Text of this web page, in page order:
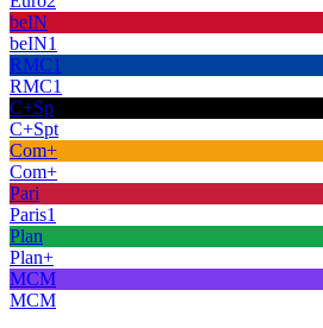
beIN
beIN1
RMC1
RMC1
C+Sp
C+Spt
Com+
Com+
Pari
Paris1
Plan
Plan+
MCM
MCM